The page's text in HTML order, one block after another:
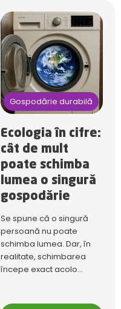
Gospodărie durabilă
Ecologia în cifre:
cât de mult
poate schimba
lumea o singură
gospodărie
Se spune că o singură
persoană nu poate
schimba lumea. Dar, în
realitate, schimbarea
începe exact acolo...